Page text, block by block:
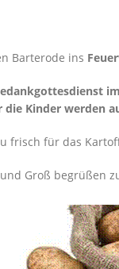
Barterode ins
Kinder werden
frisch für das
Groß begrüßen